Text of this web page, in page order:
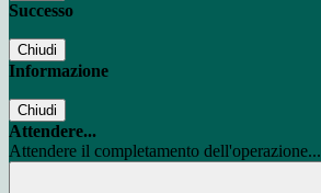
Successo
Chiudi
Informazione
Chiudi
Attendere...
Attendere il completamento dell'operazione...